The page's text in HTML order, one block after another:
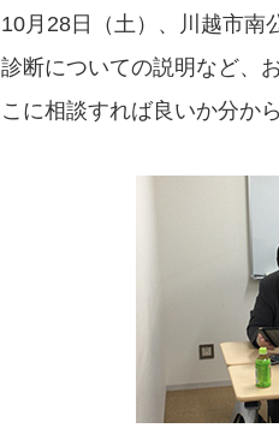
10月28日（土）、川越市南
診断についての説明など、
こに相談すれば良いか分か